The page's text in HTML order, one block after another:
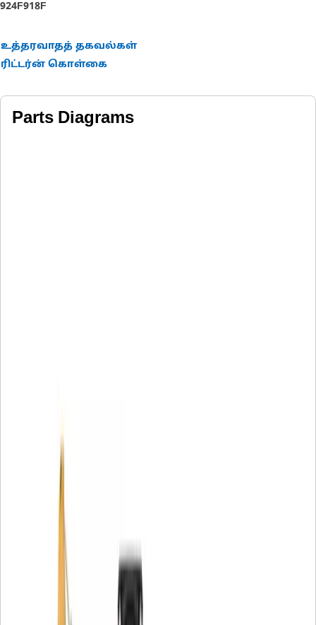
924F918F
உத்தரவாதத் தகவல்கள்
ரிட்டர்ன் கொள்கை
Parts Diagrams